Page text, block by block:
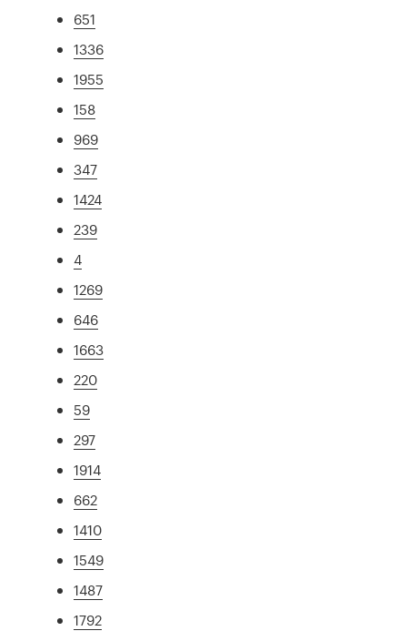
651
1336
1955
158
969
347
1424
239
4
1269
646
1663
220
59
297
1914
662
1410
1549
1487
1792